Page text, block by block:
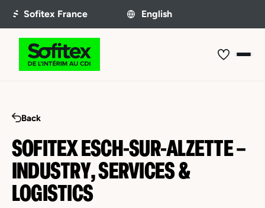
Back
SOFITEX ESCH-SUR-ALZETTE –
INDUSTRY, SERVICES &
LOGISTICS